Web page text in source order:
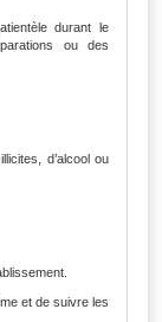
durant le
ou des
d’alcool ou
et de suivre les